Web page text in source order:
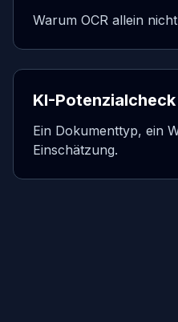
Warum OCR allein
KI-
Ein Dokumenttyp, ein
Einschätzung.